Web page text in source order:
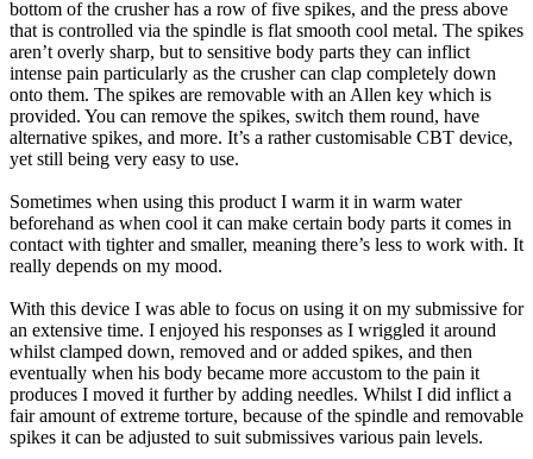
bottom of the crusher has a row of five spikes, and the press above
that is controlled via the spindle is flat smooth cool metal. The spikes
aren’t overly sharp, but to sensitive body parts they can inflict
intense pain particularly as the crusher can clap completely down
onto them. The spikes are removable with an Allen key which is
provided. You can remove the spikes, switch them round, have
alternative spikes, and more. It’s a rather customisable CBT device,
yet still being very easy to use.
Sometimes when using this product I warm it in warm water
beforehand as when cool it can make certain body parts it comes in
contact with tighter and smaller, meaning there’s less to work with. It
really depends on my mood.
With this device I was able to focus on using it on my submissive for
an extensive time. I enjoyed his responses as I wriggled it around
whilst clamped down, removed and or added spikes, and then
eventually when his body became more accustom to the pain it
produces I moved it further by adding needles. Whilst I did inflict a
fair amount of extreme torture, because of the spindle and removable
spikes it can be adjusted to suit submissives various pain levels.